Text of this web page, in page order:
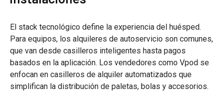
El stack tecnológico define la experiencia del huésped.
Para equipos, los alquileres de autoservicio son comunes,
que van desde casilleros inteligentes hasta pagos
basados en la aplicación. Los vendedores como Vpod se
enfocan en casilleros de alquiler automatizados que
simplifican la distribución de paletas, bolas y accesorios.